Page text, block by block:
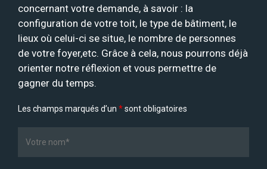
concernant votre demande, à savoir : la
configuration de votre toit, le type de bâtiment, le
lieux où celui-ci se situe, le nombre de personnes
de votre foyer,etc. Grâce à cela, nous pourrons déjà
orienter notre réflexion et vous permettre de
gagner du temps.
Les champs marqués d’un *sont obligatoires